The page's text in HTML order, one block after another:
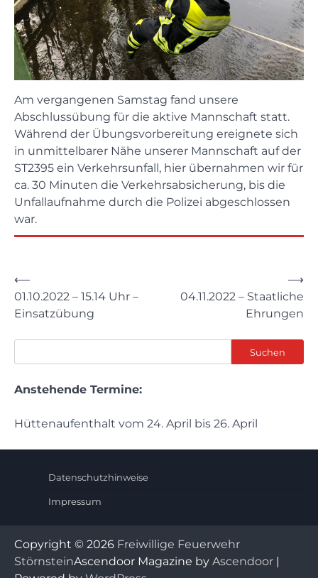
Am vergangenen Samstag fand unsere
Abschlussübung für die aktive Mannschaft statt.
Während der Übungsvorbereitung ereignete sich
in unmittelbarer Nähe unserer Mannschaft auf der
ST2395 ein Verkehrsunfall, hier übernahmen wir für
ca. 30 Minuten die Verkehrsabsicherung, bis die
Unfallaufnahme durch die Polizei abgeschlossen
war.
Beitragsnavigation
⟵
01.10.2022 – 15.14 Uhr –
Einsatzübung
04.11.2022 – Staatliche
Ehrungen
⟶
Suchen
Anstehende Termine:
Hüttenaufenthalt vom 24. April bis 26. April
Datenschutzhinweise
Impressum
Copyright © 2026 Freiwillige Feuerwehr
StörnsteinAscendoor Magazine by Ascendoor |